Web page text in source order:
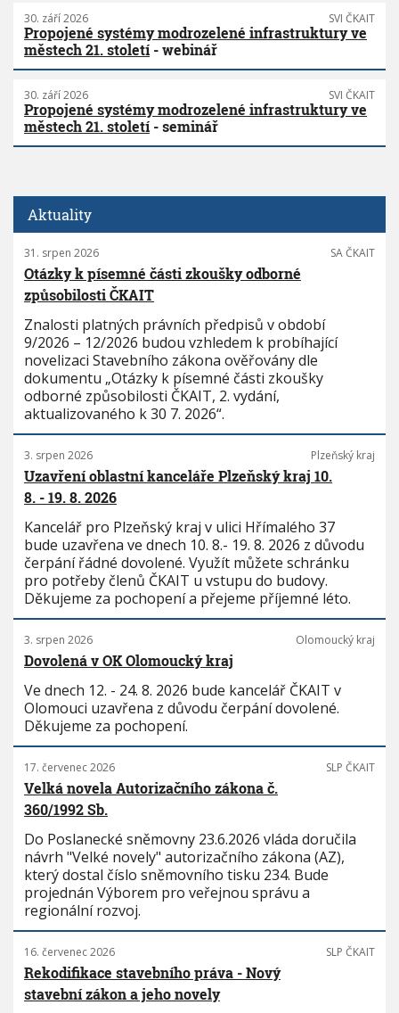
30. září 2026 SVI ČKAIT
Propojené systémy modrozelené infrastruktury ve
městech 21. století- webinář
30. září 2026 SVI ČKAIT
Propojené systémy modrozelené infrastruktury ve
městech 21. století- seminář
Aktuality
31. srpen 2026 SA ČKAIT
Otázky k písemné části zkoušky odborné
způsobilosti ČKAIT
Znalosti platných právních předpisů v období
9/2026 – 12/2026 budou vzhledem k probíhající
novelizaci Stavebního zákona ověřovány dle
dokumentu „Otázky k písemné části zkoušky
odborné způsobilosti ČKAIT, 2. vydání,
aktualizovaného k 30 7. 2026“.
3. srpen 2026 Plzeňský kraj
Uzavření oblastní kanceláře Plzeňský kraj 10.
8. - 19. 8. 2026
Kancelář pro Plzeňský kraj v ulici Hřímalého 37
bude uzavřena ve dnech 10. 8.- 19. 8. 2026 z důvodu
čerpání řádné dovolené. Využít můžete schránku
pro potřeby členů ČKAIT u vstupu do budovy.
Děkujeme za pochopení a přejeme příjemné léto.
3. srpen 2026 Olomoucký kraj
Dovolená v OK Olomoucký kraj
Ve dnech 12. - 24. 8. 2026 bude kancelář ČKAIT v
Olomouci uzavřena z důvodu čerpání dovolené.
Děkujeme za pochopení.
17. červenec 2026 SLP ČKAIT
Velká novela Autorizačního zákona č.
360/1992 Sb.
Do Poslanecké sněmovny 23.6.2026 vláda doručila
návrh "Velké novely" autorizačního zákona (AZ),
který dostal číslo sněmovního tisku 234. Bude
projednán Výborem pro veřejnou správu a
regionální rozvoj.
16. červenec 2026 SLP ČKAIT
Rekodifikace stavebního práva - Nový
stavební zákon a jeho novely